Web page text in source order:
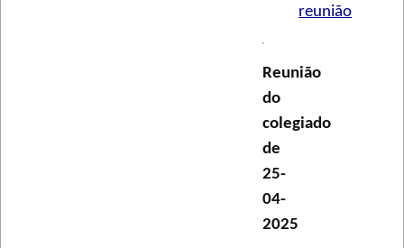
reunião
Reunião
do
colegiado
de
25-
04-
2025